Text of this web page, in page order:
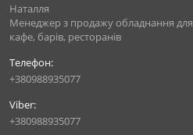
Наталля
Менеджер з продажу обладнання для
кафе, барів, ресторанів
+380988935077
+380988935077